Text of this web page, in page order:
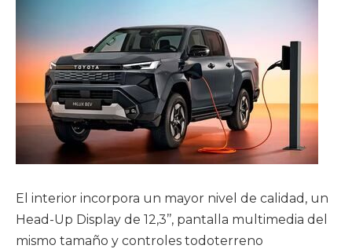
El interior incorpora un mayor nivel de calidad, un
Head-Up Display de 12,3’’, pantalla multimedia del
mismo tamaño y controles todoterreno